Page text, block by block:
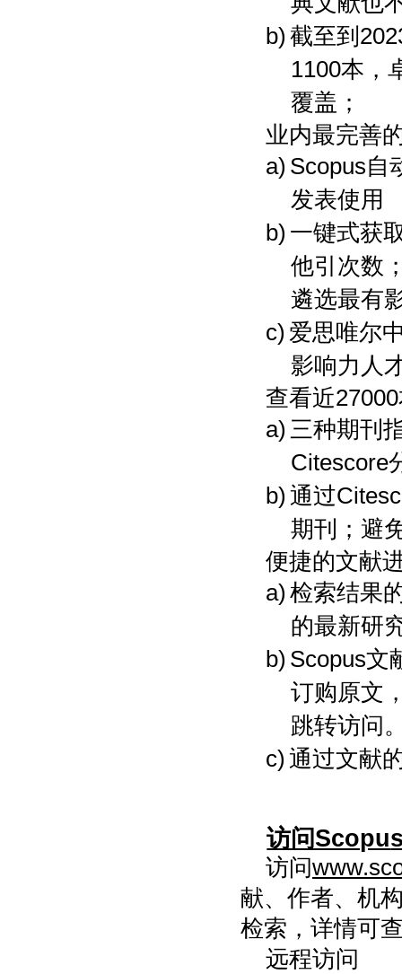
b) 截至到
1100本，
覆盖；
业内最完善
a) Scopus自
发表使用
b) 一键式获
他引次数
遴选最有
c) 爱思唯尔
影响力人
查看近
a) 三种期刊
Citescore
b) 通过
期刊；避
便捷的文献
a) 检索结果
的最新研
b) Scopus文
订购原文
跳转访问
c) 通过文献
访问Scopu
访问
献、作者、机
检索，详情可
远程访问